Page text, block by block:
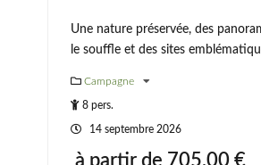
Une nature préservée, des
le souffle et des sites
Campagne
8 pers.
14 septembre 2026
à partir de 705,00 €